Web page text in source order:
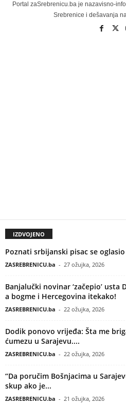
Portal zaSrebrenicu.ba je nazavisno-
Srebrenice i dešavanja
IZDVOJENO
Poznati srbijanski pisac se
ZASREBRENICU.ba - 27 ožujka, 2026
Banjalučki novinar ‘začepio’ usta
a bogme i Hercegovina itekako!
ZASREBRENICU.ba - 22 ožujka, 2026
Dodik ponovo vrijeđa: Šta me
ćumezu u Sarajevu....
ZASREBRENICU.ba - 22 ožujka, 2026
“Da poručim Bošnjacima u
skup ako je...
ZASREBRENICU.ba - 21 ožujka, 2026